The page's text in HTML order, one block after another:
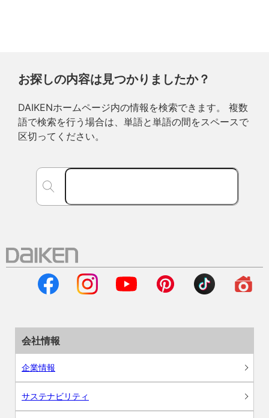
お探しの内容は見つかりましたか？
DAIKENホームページ内の情報を検索できます。 複数
語で検索を行う場合は、単語と単語の間をスペースで
区切ってください。
会社情報
企業情報
サステナビリティ